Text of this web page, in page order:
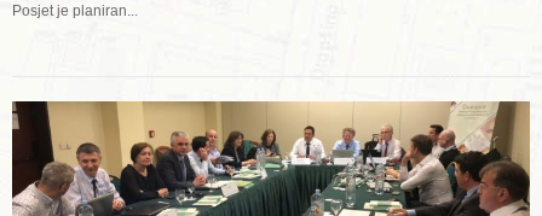
Posjet je planiran...